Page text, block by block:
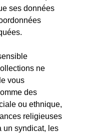
ses données
ne
vous
des
ou ethnique,
religieuses
un syndicat, les